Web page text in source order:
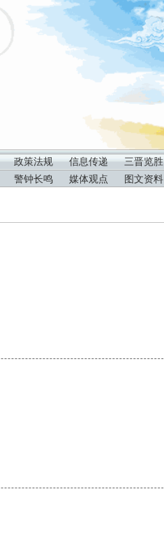
政策法规 信息传递 三晋览胜
警钟长鸣 媒体观点 图文资料